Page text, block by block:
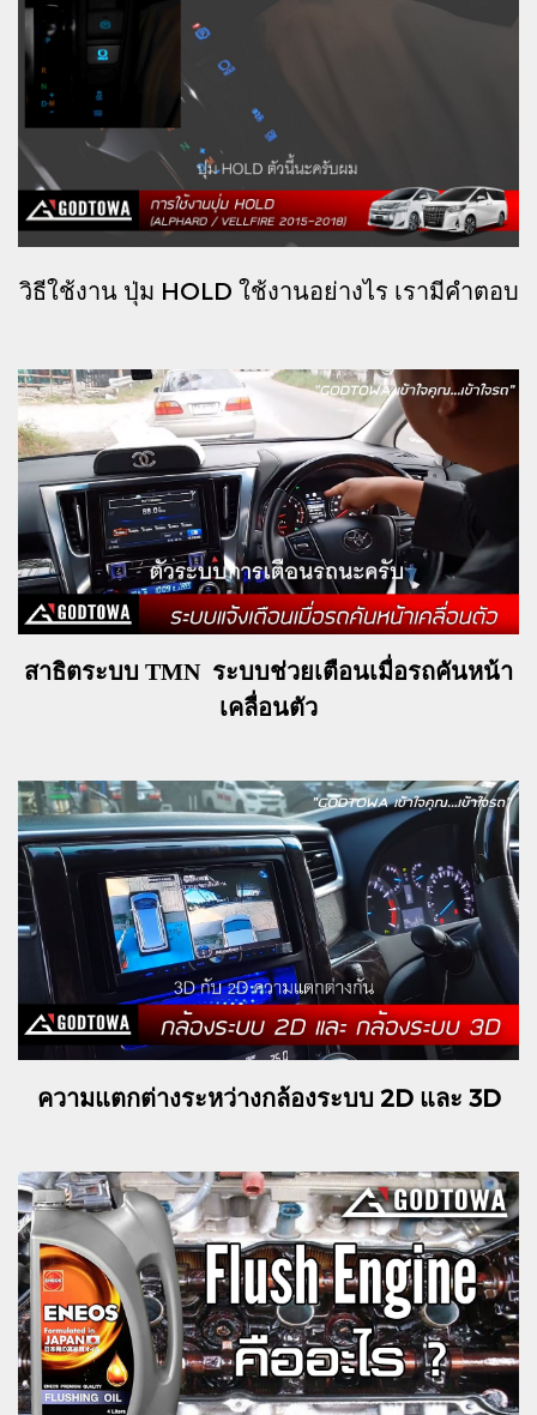
วิธีใช้งาน ปุ่ม HOLD ใช้งานอย่างไร เรามีคำตอบ
สาธิตระบบ TMN ระบบช่วยเตือนเมื่อรถคันหน้า
เคลื่อนตัว
ความแตกต่างระหว่างกล้องระบบ 2D และ 3D